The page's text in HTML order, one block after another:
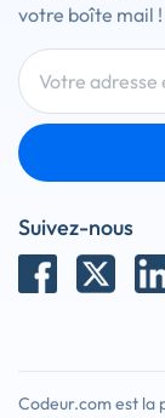
votre boîte mail !
Suivez-nous
Codeur.com est